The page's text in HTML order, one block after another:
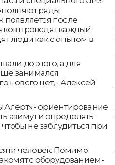
ряды
появляется после
проводят каждый
люди как с опытом в
до этого, а для
занимался
нового нет, - Алексей
- ориентирование
азимут и определять
не заблудиться при
человек. Помимо
с оборудованием -